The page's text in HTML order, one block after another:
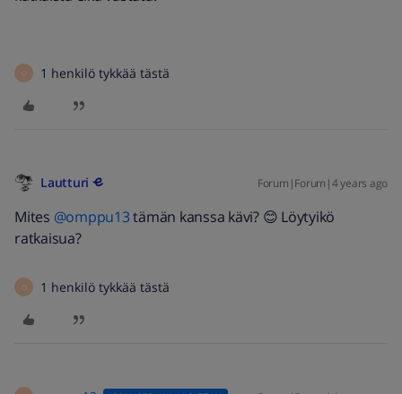
O 1 henkilö tykkää tästä
Lautturi Forum|Forum|4 years ago
Mites @omppu13tämän kanssa kävi? 😊 Löytyikö
ratkaisua?
O 1 henkilö tykkää tästä